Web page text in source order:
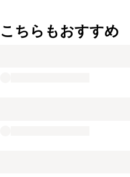
こちらもおすすめ